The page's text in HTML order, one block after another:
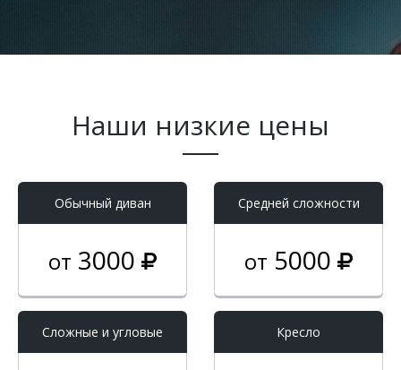
Наши низкие цены
Обычный диван
от 3000
Средней сложности
от 5000
Cложные и угловые Кресло